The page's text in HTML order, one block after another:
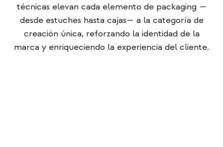
técnicas elevan cada elemento de packaging —
desde estuches hasta cajas— a la categoría de
creación única, reforzando la identidad de la
marca y enriqueciendo la experiencia del cliente.